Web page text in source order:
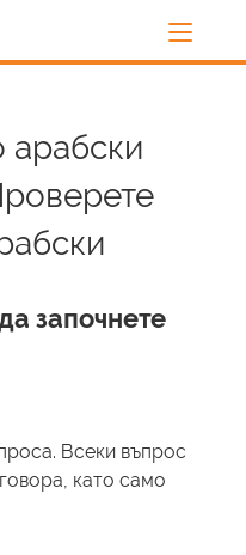
арабски
започнете
Всеки въпрос
като само